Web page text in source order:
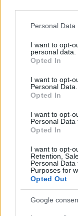
Please note that
not limited to your
grant or deny
use your data for
consent section.
Personal
I want to opt-
personal data.
Opted In
I want to opt-
Personal Data.
Opted In
I want to opt-
Personal Data
Opted In
I want to opt-
Retention,
Personal
Purposes for
Opted Out
Google
Még egy
emlékmű –
Trianon 100 –
medencében.
nemzetikonyvtar
A kiegyezés
ezeréves
köztéri szobor,
medencében. A